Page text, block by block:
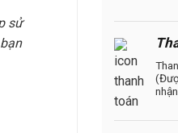
sử
Ylang - Chai 200ml số lượng